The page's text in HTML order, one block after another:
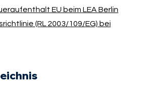
EU beim LEA Berlin
(RL 2003/109/EG) bei